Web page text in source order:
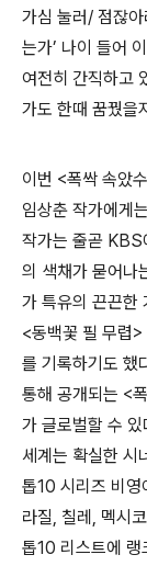
가심 눌러/ 점잖
는가’ 나이 들어
여전히 간직하고
가도 한때 꿈꿨을
이번 <폭싹 속았
임상춘 작가에게
작가는 줄곧 KBS
의 색채가 묻어나
가 특유의 끈끈한
<동백꽃 필 무렵
를 기록하기도 했
통해 공개되는 <
가 글로벌할 수
세계는 확실한 시
톱10 시리즈 비영
라질, 칠레, 멕시
톱10 리스트에 랭